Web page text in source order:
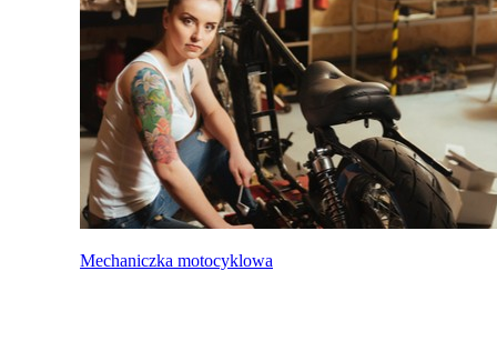
Mechaniczka motocyklowa